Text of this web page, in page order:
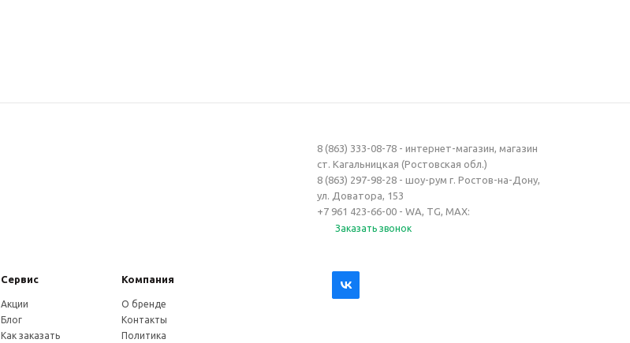
8 (863) 333-08-78 - интернет-магазин, магазин
ст. Кагальницкая (Ростовская обл.)
8 (863) 297-98-28 - шоу-рум г. Ростов-на-Дону,
ул. Доватора, 153
+7 961 423-66-00 - WA, TG, MAX:
Заказать звонок
Сервис Компания
Акции
Блог
Как заказать
О бренде
Контакты
Политика